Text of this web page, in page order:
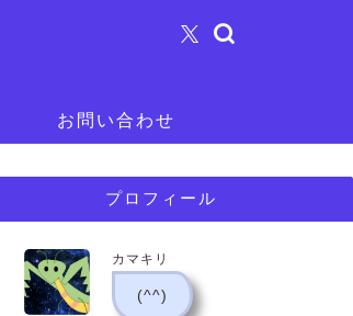
お問い合わせ
プロフィール
カマキリ
(^^)